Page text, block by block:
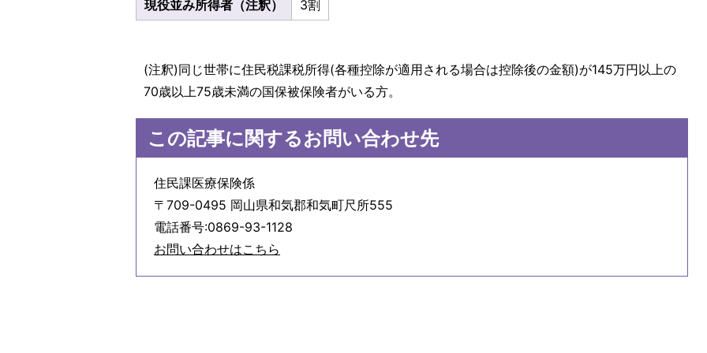
現役並み所得者（注釈） 3割
(注釈)同じ世帯に住民税課税所得(各種控除が適用される場合は控除後の金額)が145万円以上の
70歳以上75歳未満の国保被保険者がいる方。
この記事に関するお問い合わせ先
住民課医療保険係
〒709-0495 岡山県和気郡和気町尺所555
電話番号:0869-93-1128
お問い合わせはこちら